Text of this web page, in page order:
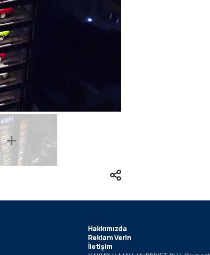
Hakkımızda
Reklam Verin
İletişim